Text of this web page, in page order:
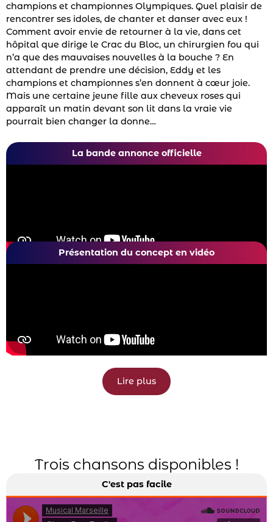
champions et championnes Olympiques. Quel plaisir de
rencontrer ses idoles, de chanter et danser avec eux !
Comment avoir envie de retourner à la vie, dans cet
hôpital que dirige le Crac du Bloc, un chirurgien fou qui
n’a que des mauvaises nouvelles à la bouche ? En
attendant de prendre une décision, Eddy et les
champions et championnes s’en donnent à cœur joie.
Mais une certaine jeune fille aux cheveux roses qui
apparaît un matin devant son lit dans la vraie vie
pourrait bien changer la donne…
La bande annonce officielle
Présentation du concept en vidéo
Lire plus
Trois chansons disponibles !
C'est pas facile